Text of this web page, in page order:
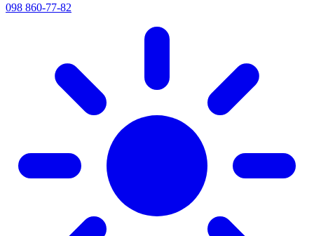
098 860-77-82